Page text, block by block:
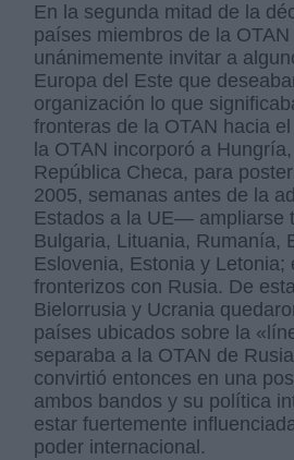
En la segunda mitad de la
países miembros de la
unánimemente invitar a
Europa del Este que
organización lo que
fronteras de la OTAN hacia
la OTAN incorporó a
República Checa, para
2005, semanas antes de la
Estados a la UE— ampliarse
Bulgaria, Lituania, Rumanía,
Eslovenia, Estonia y Letonia;
fronterizos con Rusia. De
Bielorrusia y Ucrania
países ubicados sobre la
separaba a la OTAN de
convirtió entonces en una
ambos bandos y su política
estar fuertemente
poder internacional.